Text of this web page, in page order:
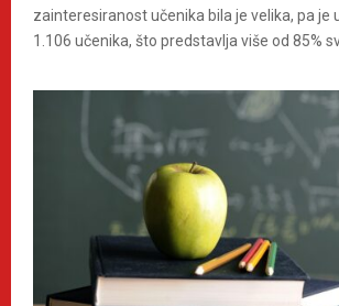
zainteresiranost učenika bila je velika, pa je
1.106 učenika, što predstavlja više od 85%